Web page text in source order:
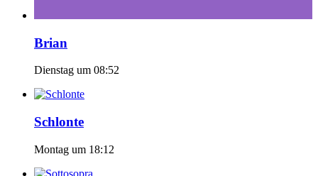
Brian
Dienstag um 08:52
Schlonte
Montag um 18:12